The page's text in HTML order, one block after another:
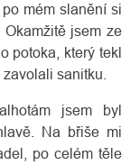
mém slanění si
jsem ze
potoka, který tekl
sanitku.
jsem byl
Na břiše mi
po celém těle